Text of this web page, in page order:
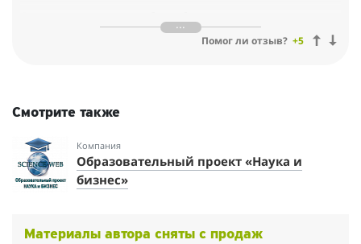
к тебе! Столько нового и полезного для меня! Теперь дверь в
мир колористики, персонального стиля и шоппинг
обучение!
Помог ли отзыв? +5
Смотрите также
Компания
Образовательный проект «Наука и
бизнес»
Материалы автора сняты с продаж